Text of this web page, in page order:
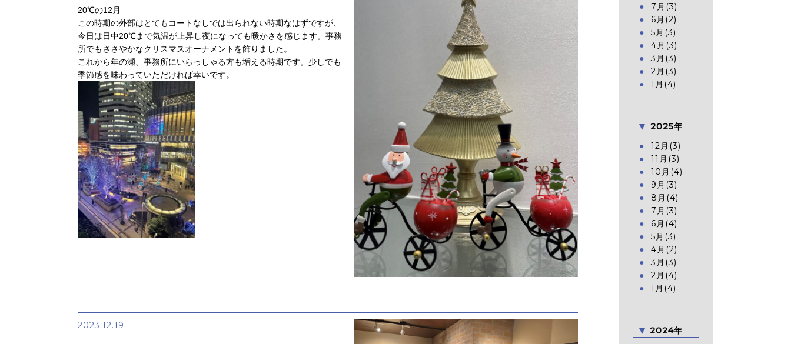
20℃の12月
この時期の外部はとてもコートなしでは出られない時期なはずですが、
今日は日中20℃まで気温が上昇し夜になっても暖かさを感じます。事務
所でもささやかなクリスマスオーナメントを飾りました。
これから年の瀬、事務所にいらっしゃる方も増える時期です。少しでも
季節感を味わっていただければ幸いです。
2023.12.19
7月(3)
6月(2)
5月(3)
4月(3)
3月(3)
2月(3)
1月(4)
2025年
12月(3)
11月(3)
10月(4)
9月(3)
8月(4)
7月(3)
6月(4)
5月(3)
4月(2)
3月(3)
2月(4)
1月(4)
2024年